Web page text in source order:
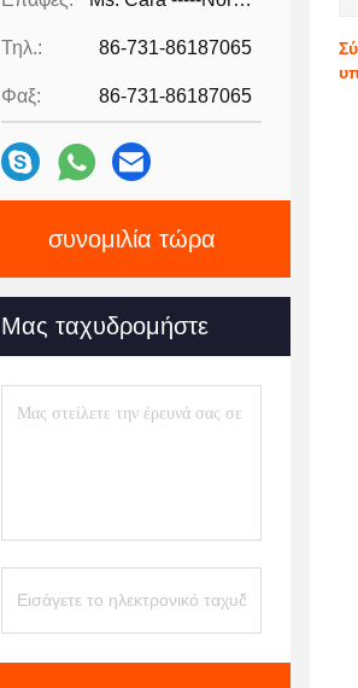
Τηλ.: 86-731-86187065
Φαξ: 86-731-86187065
συνομιλία τώρα
Μας ταχυδρομήστε